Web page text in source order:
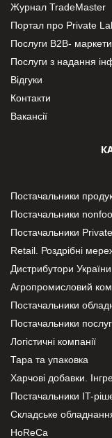
Журнал TradeMaster
Портал про Private
Послуги В2В-
Послуги з надання
Відгуки
Контакти
Вакансії
Постачальники
Постачальники
Постачальники
Retail. Роздрібні
Дистрибутори України
Агропромисловий
Постачальники
Постачальники послуг
Логістичні компанії
Тара та упаковка
Харчові добавки.
Постачальники IT-
Складське
HoReCa